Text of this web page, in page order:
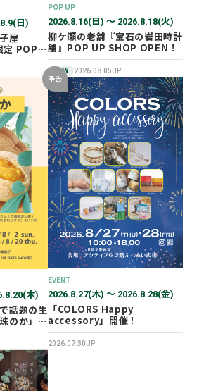
日)
屋
POP
POP UP
2026.8.16(日) 〜 2026.8.18(火)
柳ケ瀬の老舗『宝石の岩田時計
舗』POP UP SHOP OPEN！
NEW 2026.08.05UP
木)
話題の生
のか」
予告
EVENT
2026.8.27(木) 〜 2026.8.28(金)
「COLORS Happy
accessory」開催！
2026.07.30UP